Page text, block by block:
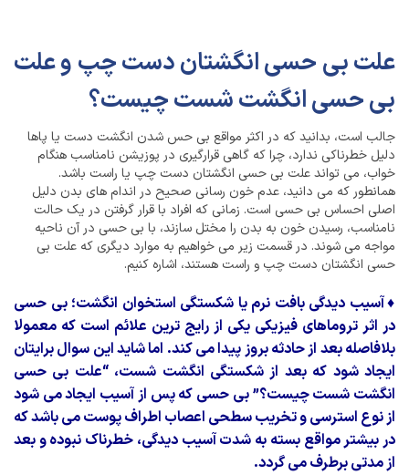
علت بی حسی انگشتان دست چپ و علت
بی حسی انگشت شست چیست؟
جالب است، بدانید که در اکثر مواقع بی حس شدن انگشت دست یا پاها
دلیل خطرناکی ندارد، چرا که گاهی قرارگیری در پوزیشن نامناسب هنگام
خواب، می تواند علت بی حسی انگشتان دست چپ یا راست باشد.
همانطور که می دانید، عدم خون رسانی صحیح در اندام های بدن دلیل
اصلی احساس بی حسی است. زمانی که افراد با قرار گرفتن در یک حالت
نامناسب، رسیدن خون به بدن را مختل سازند، با بی حسی در آن ناحیه
مواجه می شوند. در قسمت زیر می خواهیم به موارد دیگری که علت بی
حسی انگشتان دست چپ و راست هستند، اشاره کنیم.
♦آسیب دیدگی بافت نرم یا شکستگی استخوان انگشت؛ بی حسی
در اثر تروماهای فیزیکی یکی از رایج ترین علائم است که معمولا
بلافاصله بعد از حادثه بروز پیدا می کند. اما شاید این سوال برایتان
ایجاد شود که بعد از شکستگی انگشت شست، “علت بی حسی
انگشت شست چیست؟” بی حسی که پس از آسیب ایجاد می شود
از نوع استرسی و تخریب سطحی اعصاب اطراف پوست می باشد که
در بیشتر مواقع بسته به شدت آسیب دیدگی، خطرناک نبوده و بعد
از مدتی برطرف می گردد.